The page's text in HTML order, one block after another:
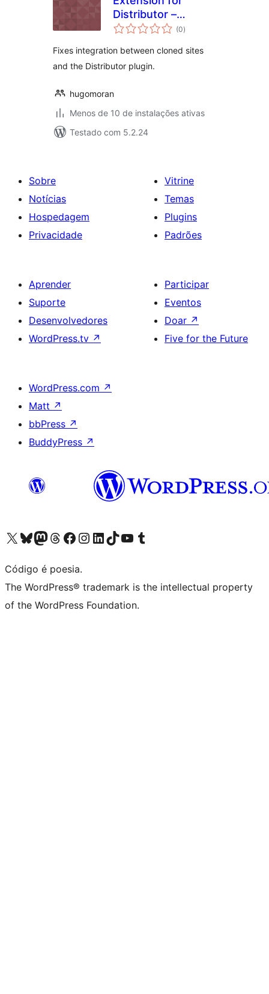
Distributor –
Multisite Cloner
(0total
de
)
Fixes integration between cloned sites
and the Distributor plugin.
hugomoran
Menos de 10 de instalações ativas
Testado com 5.2.24
Sobre
Notícias
Hospedagem
Privacidade
Vitrine
Temas
Plugins
Padrões
Aprender
Suporte
Desenvolvedores
WordPress.tv ↗
Participar
Eventos
Doar ↗
Five for the Future
WordPress.com ↗
Matt ↗
bbPress ↗
BuddyPress ↗
Acessar nossa conta do X (antigo Twitter)
Acessar nossa conta do Bluesky
Acessar nossa conta do Mastodon
Acessar nossa conta do Threads
Acessar nossa página do Facebook
Acessar nossa conta do Instagram
Acessar nossa conta do LinkedIn
Acessar nossa conta do TikTok
Acessar nosso canal do YouTube
Acessar nossa conta no Tumblr
Código é poesia.
The WordPress® trademark is the intellectual property
of the WordPress Foundation.